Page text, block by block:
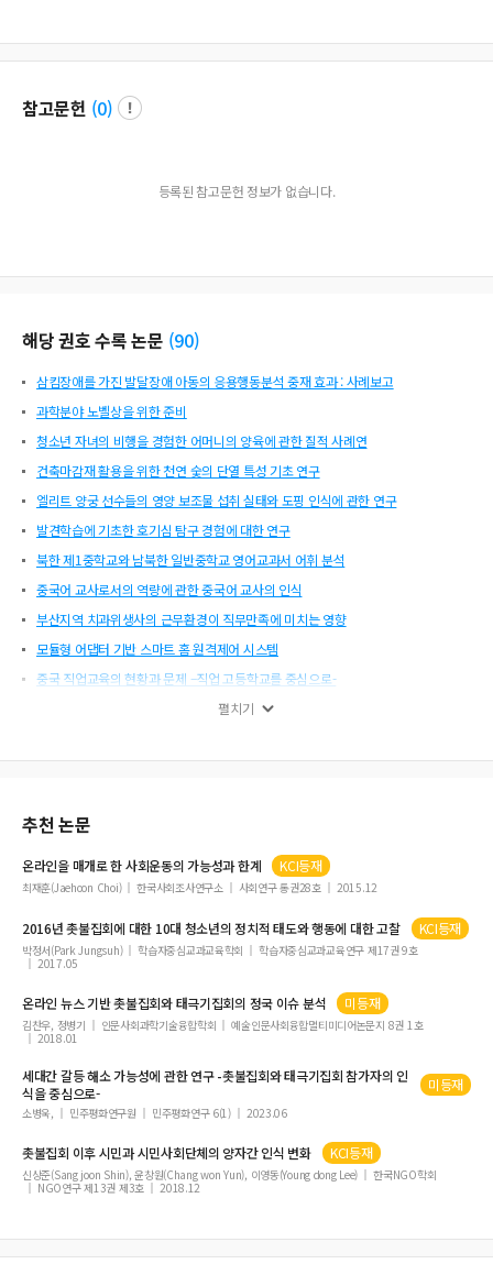
참고문헌 (0)
등록된 참고문헌 정보가 없습니다.
해당 권호 수록 논문 (90)
삼킴장애를 가진 발달장애 아동의 응용행동분석 중재 효과 : 사례보고
과학분야 노벨상을 위한 준비
청소년 자녀의 비행을 경험한 어머니의 양육에 관한 질적 사례연
건축마감재 활용을 위한 천연 숯의 단열 특성 기초 연구
엘리트 양궁 선수들의 영양 보조물 섭취 실태와 도핑 인식에 관한 연구
발견학습에 기초한 호기심 탐구 경험에 대한 연구
북한 제1중학교와 남북한 일반중학교 영어교과서 어휘 분석
중국어 교사로서의 역량에 관한 중국어 교사의 인식
부산지역 치과위생사의 근무환경이 직무만족에 미치는 영향
모듈형 어댑터 기반 스마트 홈 원격제어 시스템
중국 직업교육의 현황과 문제 –직업 고등학교를 중심으로-
국립대 교원에 대한 성과급적 연봉제 개선 방안 연구: 생애소득을 중심으로
지방자치단체 관광문화축제의 효과성과 효율성 확충을 위한 제고 방안
스마트 기기를 활용한 뉴 실버세대의 노후준비 연구
표준화환자 시뮬레이션기반 조현병 간호교육이 간호학생의 의사소통 자기효능감,
미국의 다문화 교육: 한 초등학교 사례를 중심으로
여성긴급전화1366 상담원의 이차적 외상 스트레스 영향 요인
트레드밀 운동이 만성 신경통 동물 모델의 통증지표 및 통증 회피 반응에 미치는 영
향
한국 패션브랜드 상품의 구매의도에 대한 한류효과분석
정서그림책을 활용한 행복감 증진 프로그램이 공감 및 정서에 미치는 효과
국내 인터넷전문은행 서비스의 이용요인 및 활성화요인에 관한 연구
촛불 집회와 태극기 집회를 둘러싼 정국 인식: 온라인 뉴스 댓글에 대한 빅데이터 분
석
펼치기
추천 논문
온라인을 매개로 한 사회운동의 가능성과 한계 KCI등재
최재훈(Jaehoon Choi) 한국사회조사연구소 사회연구 통권28호 2015.12
2016년촛불집회에 대한 10대 청소년의 정치적 태도와 행동에 대한 고찰 KCI등재
박정서(Park Jungsuh) 학습자중심교과교육학회
학습자중심교과교육연구 제17권 9호
2017.05
온라인 뉴스 기반촛불집회와 태극기집회의 정국 이슈 분석 미등재
김찬우, 정병기 인문사회과학기술융합학회
예술인문사회융합멀티미디어논문지 8권 1호
2018.01
세대간 갈등 해소 가능성에 관한 연구 -촛불집회와 태극기집회참가자의 인
식을 중심으로-
미등재
소병욱, 민주평화연구원 민주평화연구 6(1) 2023.06
촛불집회 이후 시민과 시민사회단체의 양자간 인식 변화 KCI등재
신상준(Sang joon Shin), 윤창원(Chang won Yun), 이영동(Young dong Lee)
한국NGO학회
NGO연구 제13권 제3호
2018.12